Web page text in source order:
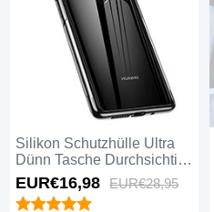
Silikon Schutzhülle Ultra
Dünn Tasche Durchsichtig
Transparent A02 für
Huawei Mate 20 Schwarz
EUR€16,98 EUR€28,95